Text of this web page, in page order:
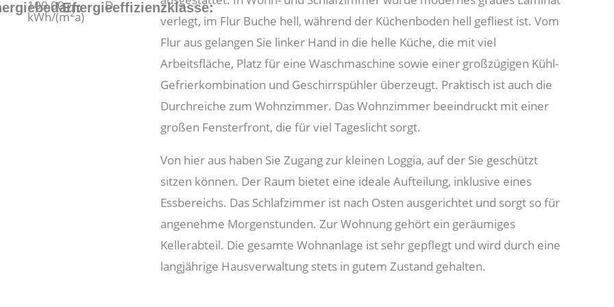
109,00
kWh/(m2a)
Energieeffizienzklasse:
D
verlegt, im Flur Buche hell, während der Küchenboden hell gefliest ist. Vom
Flur aus gelangen Sie linker Hand in die helle Küche, die mit viel
Arbeitsfläche, Platz für eine Waschmaschine sowie einer großzügigen Kühl-
Gefrierkombination und Geschirrspühler überzeugt. Praktisch ist auch die
Durchreiche zum Wohnzimmer. Das Wohnzimmer beeindruckt mit einer
großen Fensterfront, die für viel Tageslicht sorgt.
Von hier aus haben Sie Zugang zur kleinen Loggia, auf der Sie geschützt
sitzen können. Der Raum bietet eine ideale Aufteilung, inklusive eines
Essbereichs. Das Schlafzimmer ist nach Osten ausgerichtet und sorgt so für
angenehme Morgenstunden. Zur Wohnung gehört ein geräumiges
Kellerabteil. Die gesamte Wohnanlage ist sehr gepflegt und wird durch eine
langjährige Hausverwaltung stets in gutem Zustand gehalten.